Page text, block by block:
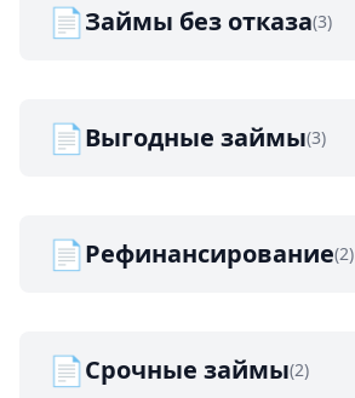
📄Займы без отказа(3)
📄Выгодные займы(3)
📄Рефинансирование(2)
📄Срочные займы(2)